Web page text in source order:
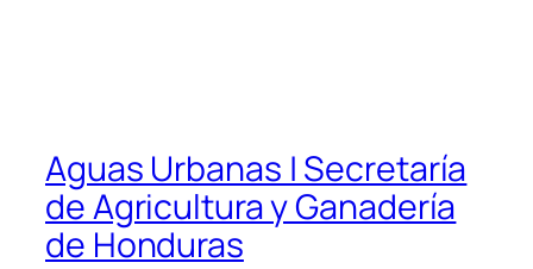
Aguas Urbanas | Secretaría
de Agricultura y Ganadería
de Honduras